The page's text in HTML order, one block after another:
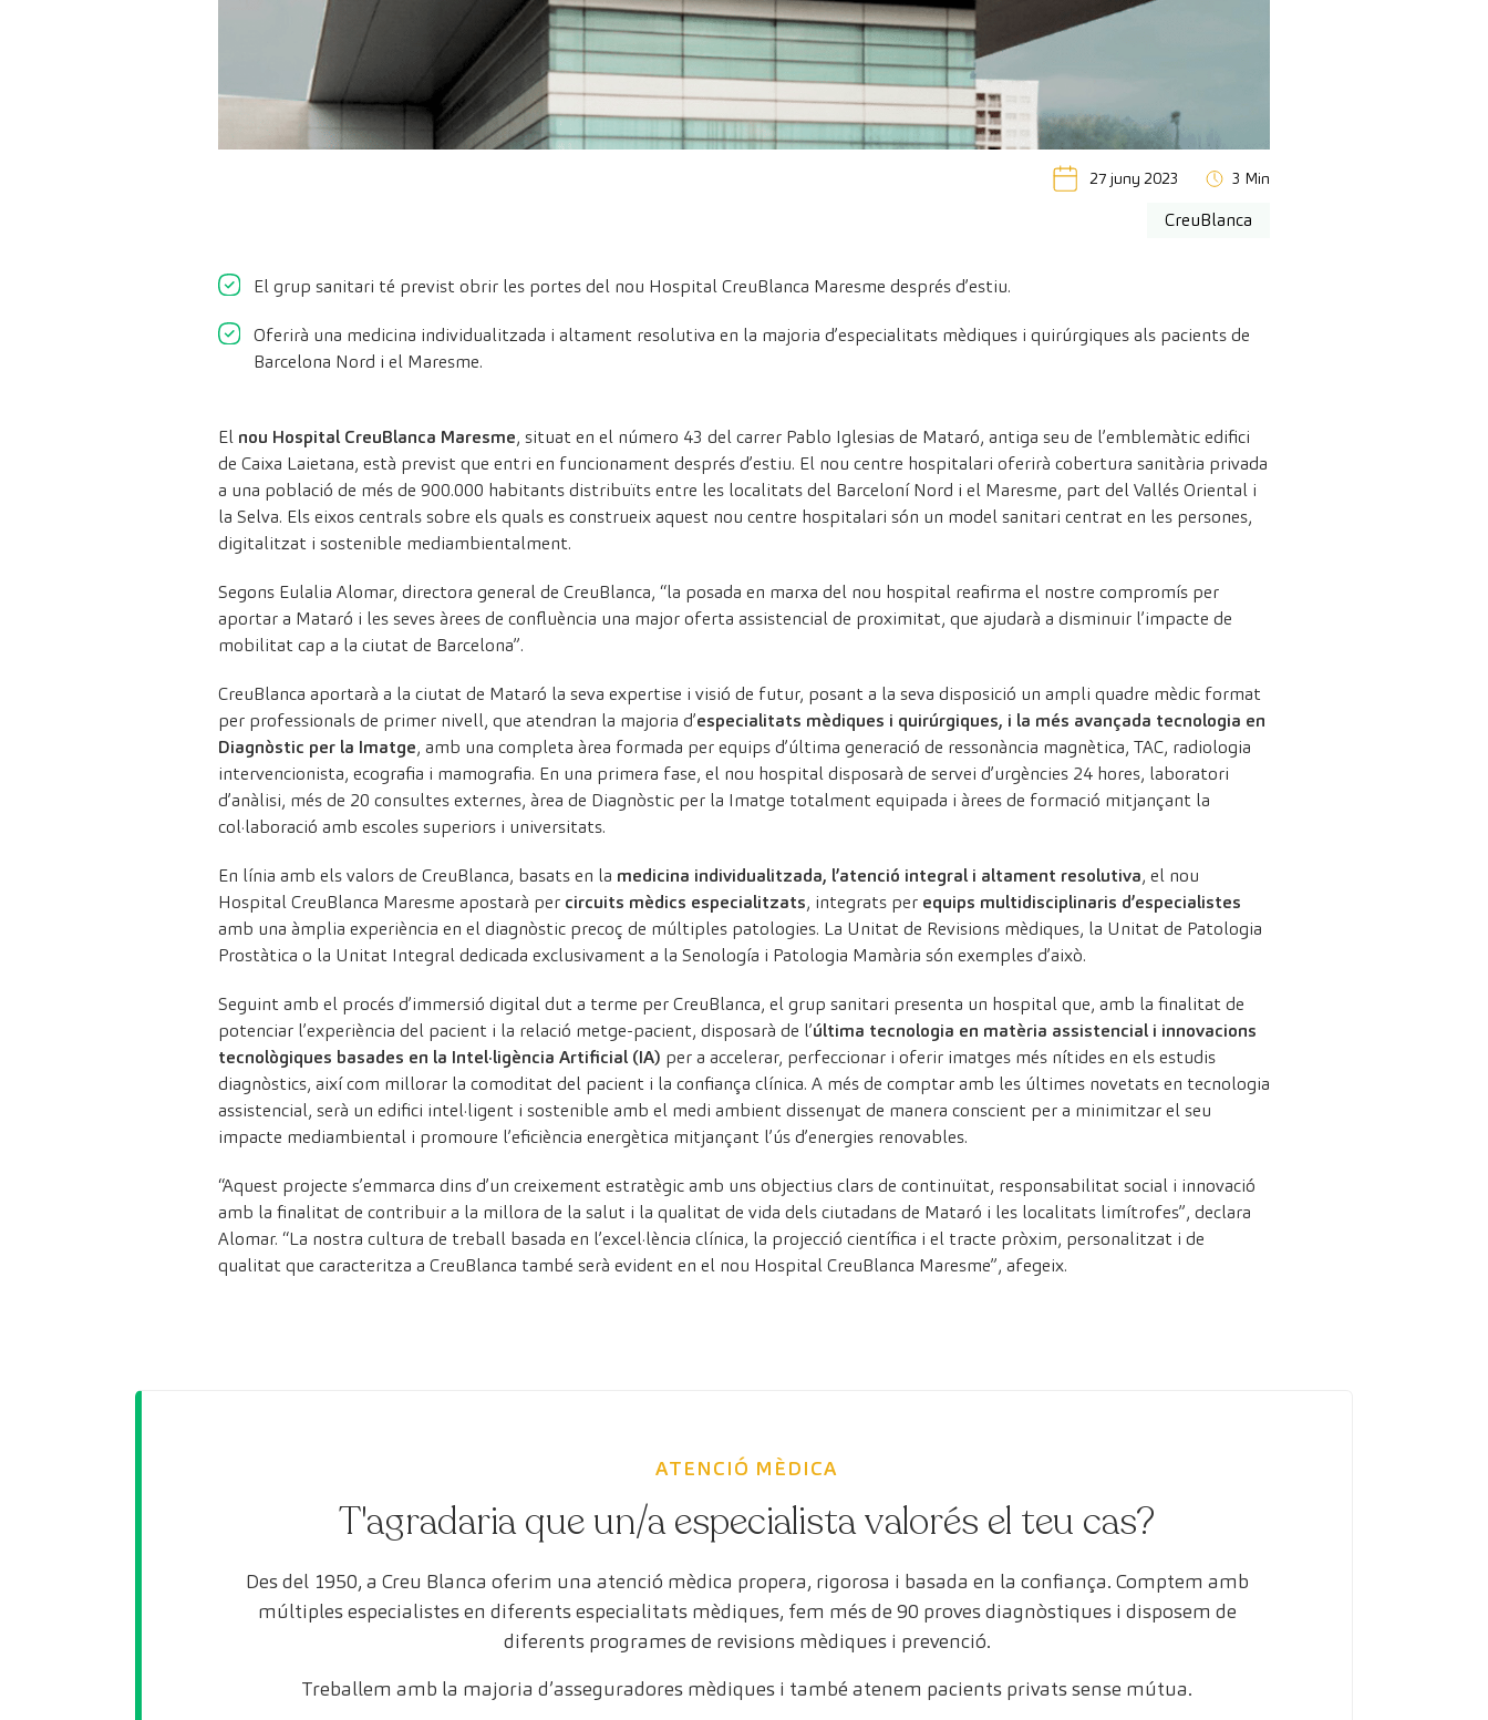
27 juny 2023 3 Min
CreuBlanca
El grup sanitari té previst obrir les portes del nou Hospital CreuBlanca Maresme després d’estiu.
Oferirà una medicina individualitzada i altament resolutiva en la majoria d’especialitats mèdiques i quirúrgiques als pacients de
Barcelona Nord i el Maresme.
El nou Hospital CreuBlanca Maresme, situat en el número 43 del carrer Pablo Iglesias de Mataró, antiga seu de l’emblemàtic edifici
de Caixa Laietana, està previst que entri en funcionament després d’estiu. El nou centre hospitalari oferirà cobertura sanitària privada
a una població de més de 900.000 habitants distribuïts entre les localitats del Barceloní Nord i el Maresme, part del Vallés Oriental i
la Selva. Els eixos centrals sobre els quals es construeix aquest nou centre hospitalari són un model sanitari centrat en les persones,
digitalitzat i sostenible mediambientalment.
Segons Eulalia Alomar, directora general de CreuBlanca, “la posada en marxa del nou hospital reafirma el nostre compromís per
aportar a Mataró i les seves àrees de confluència una major oferta assistencial de proximitat, que ajudarà a disminuir l’impacte de
mobilitat cap a la ciutat de Barcelona”.
CreuBlanca aportarà a la ciutat de Mataró la seva expertise i visió de futur, posant a la seva disposició un ampli quadre mèdic format
per professionals de primer nivell, que atendran la majoria d’especialitats mèdiques i quirúrgiques, i la més avançada tecnologia en
Diagnòstic per la Imatge, amb una completa àrea formada per equips d’última generació de ressonància magnètica, TAC, radiologia
intervencionista, ecografia i mamografia. En una primera fase, el nou hospital disposarà de servei d’urgències 24 hores, laboratori
d’anàlisi, més de 20 consultes externes, àrea de Diagnòstic per la Imatge totalment equipada i àrees de formació mitjançant la
col·laboració amb escoles superiors i universitats.
En línia amb els valors de CreuBlanca, basats en la medicina individualitzada, l’atenció integral i altament resolutiva, el nou
Hospital CreuBlanca Maresme apostarà per circuits mèdics especialitzats, integrats per equips multidisciplinaris d’especialistes
amb una àmplia experiència en el diagnòstic precoç de múltiples patologies. La Unitat de Revisions mèdiques, la Unitat de Patologia
Prostàtica o la Unitat Integral dedicada exclusivament a la Senología i Patologia Mamària són exemples d’això.
Seguint amb el procés d’immersió digital dut a terme per CreuBlanca, el grup sanitari presenta un hospital que, amb la finalitat de
potenciar l’experiència del pacient i la relació metge-pacient, disposarà de l’última tecnologia en matèria assistencial i innovacions
tecnològiques basades en la Intel·ligència Artificial (IA) per a accelerar, perfeccionar i oferir imatges més nítides en els estudis
diagnòstics, així com millorar la comoditat del pacient i la confiança clínica. A més de comptar amb les últimes novetats en tecnologia
assistencial, serà un edifici intel·ligent i sostenible amb el medi ambient dissenyat de manera conscient per a minimitzar el seu
impacte mediambiental i promoure l’eficiència energètica mitjançant l’ús d’energies renovables.
“Aquest projecte s’emmarca dins d’un creixement estratègic amb uns objectius clars de continuïtat, responsabilitat social i innovació
amb la finalitat de contribuir a la millora de la salut i la qualitat de vida dels ciutadans de Mataró i les localitats limítrofes”, declara
Alomar. “La nostra cultura de treball basada en l’excel·lència clínica, la projecció científica i el tracte pròxim, personalitzat i de
qualitat que caracteritza a CreuBlanca també serà evident en el nou Hospital CreuBlanca Maresme”, afegeix.
ATENCIÓ MÈDICA
T'agradaria que un/a especialista valorés el teu cas?
Des del 1950, a Creu Blanca oferim una atenció mèdica propera, rigorosa i basada en la confiança. Comptem amb
múltiples especialistes en diferents especialitats mèdiques, fem més de 90 proves diagnòstiques i disposem de
diferents programes de revisions mèdiques i prevenció.
Treballem amb la majoria d’asseguradores mèdiques i també atenem pacients privats sense mútua.